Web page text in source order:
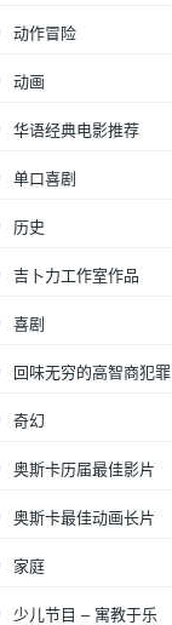
动作冒险
动画
华语经典电影推荐
单口喜剧
历史
吉卜力工作室作品
喜剧
回味无穷的高智商犯罪
奇幻
奥斯卡历届最佳影片
奥斯卡最佳动画长片
家庭
少儿节目 – 寓教于乐